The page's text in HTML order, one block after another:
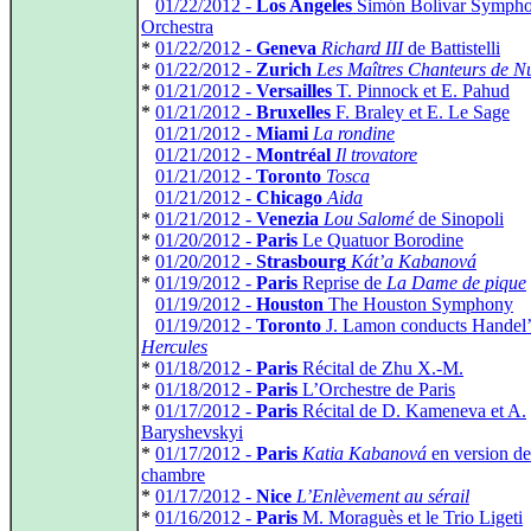
01/22/2012 - Los Angeles Simón Bolívar
Orchestra
* 01/22/2012 - Geneva Richard IIIde Battistelli
* 01/22/2012 - Zurich Les Maîtres Chanteurs de
* 01/21/2012 - Versailles T. Pinnock et E. Pahud
* 01/21/2012 - Bruxelles F. Braley et E. Le Sage
01/21/2012 - Miami La rondine
01/21/2012 - Montréal Il trovatore
01/21/2012 - Toronto Tosca
01/21/2012 - Chicago Aida
* 01/21/2012 - Venezia Lou Saloméde Sinopoli
* 01/20/2012 - Paris Le Quatuor Borodine
* 01/20/2012 - Strasbourg Kát’a Kabanová
* 01/19/2012 - Paris Reprise de La Dame de pique
01/19/2012 - Houston The Houston Symphony
01/19/2012 - Toronto J. Lamon conducts
Hercules
* 01/18/2012 - Paris Récital de Zhu X.-M.
* 01/18/2012 - Paris L’Orchestre de Paris
* 01/17/2012 - Paris Récital de D. Kameneva et A.
Baryshevskyi
* 01/17/2012 - Paris Katia Kabanová en version de
chambre
* 01/17/2012 - Nice L’Enlèvement au sérail
* 01/16/2012 - Paris M. Moraguès et le Trio Ligeti